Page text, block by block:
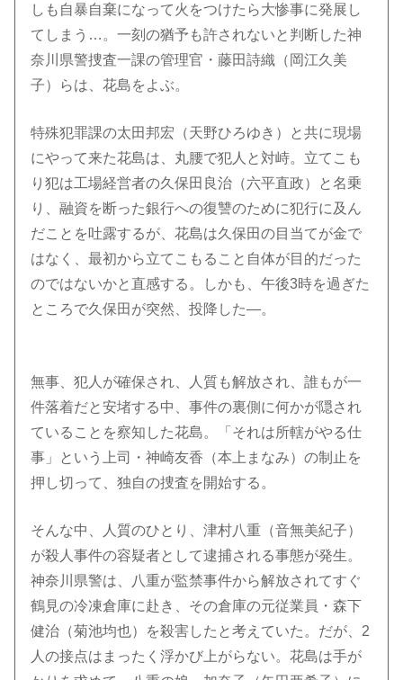
しも自暴自棄になって火をつけたら大惨事に発展し
てしまう…。一刻の猶予も許されないと判断した神
奈川県警捜査一課の管理官・藤田詩織（岡江久美
子）らは、花島をよぶ。
特殊犯罪課の太田邦宏（天野ひろゆき）と共に現場
にやって来た花島は、丸腰で犯人と対峙。立てこも
り犯は工場経営者の久保田良治（六平直政）と名乗
り、融資を断った銀行への復讐のために犯行に及ん
だことを吐露するが、花島は久保田の目当てが金で
はなく、最初から立てこもること自体が目的だった
のではないかと直感する。しかも、午後3時を過ぎた
ところで久保田が突然、投降した―。
無事、犯人が確保され、人質も解放され、誰もが一
件落着だと安堵する中、事件の裏側に何かが隠され
ていることを察知した花島。「それは所轄がやる仕
事」という上司・神崎友香（本上まなみ）の制止を
押し切って、独自の捜査を開始する。
そんな中、人質のひとり、津村八重（音無美紀子）
が殺人事件の容疑者として逮捕される事態が発生。
神奈川県警は、八重が監禁事件から解放されてすぐ
鶴見の冷凍倉庫に赴き、その倉庫の元従業員・森下
健治（菊池均也）を殺害したと考えていた。だが、2
人の接点はまったく浮かび上がらない。花島は手が